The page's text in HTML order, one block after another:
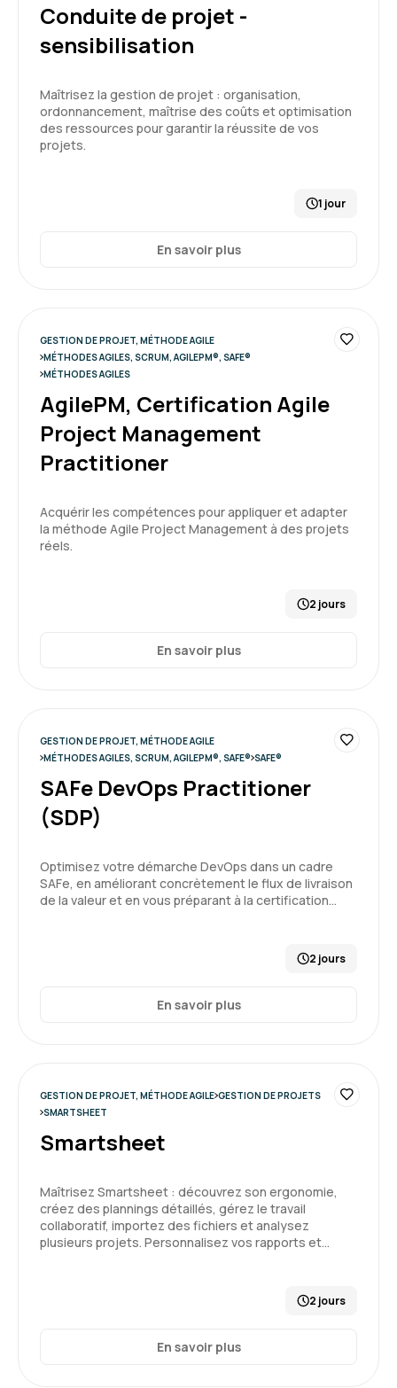
Arnaud M. Le 22/07/2026
abordées et explicitées. La taille du groupe et
Rafael E.
5
Formateur très agréable et compétent. Prends
le temps de répondre à toutes les questions
des participants.
Scrum Developer PSD)
Conduite de projet -
sensibilisation
Maîtrisez la gestion de projet : organisation,
ordonnancement, maîtrise des coûts et optimisation
des ressources pour garantir la réussite de vos
projets.
1 jour
En savoir plus
GESTION DE PROJET, MÉTHODE AGILE
MÉTHODES AGILES, SCRUM, AGILEPM®, SAFE®
MÉTHODES AGILES
AgilePM, Certification Agile
Project Management
Practitioner
Acquérir les compétences pour appliquer et adapter
la méthode Agile Project Management à des projets
réels.
2 jours
En savoir plus
GESTION DE PROJET, MÉTHODE AGILE
MÉTHODES AGILES, SCRUM, AGILEPM®, SAFE® SAFE®
SAFe DevOps Practitioner
(SDP)
Optimisez votre démarche DevOps dans un cadre
SAFe, en améliorant concrètement le flux de livraison
de la valeur et en vous préparant à la certification…
2 jours
En savoir plus
GESTION DE PROJET, MÉTHODE AGILE GESTION DE PROJETS
SMARTSHEET
Smartsheet
Maîtrisez Smartsheet : découvrez son ergonomie,
créez des plannings détaillés, gérez le travail
collaboratif, importez des fichiers et analysez
plusieurs projets. Personnalisez vos rapports et…
2 jours
En savoir plus